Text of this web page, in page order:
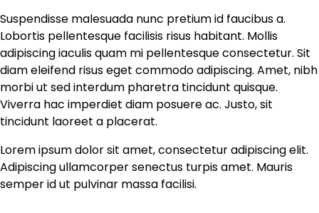
Suspendisse malesuada nunc pretium id faucibus a.
Lobortis pellentesque facilisis risus habitant. Mollis
adipiscing iaculis quam mi pellentesque consectetur. Sit
diam eleifend risus eget commodo adipiscing. Amet, nibh
morbi ut sed interdum pharetra tincidunt quisque.
Viverra hac imperdiet diam posuere ac. Justo, sit
tincidunt laoreet a placerat.
Lorem ipsum dolor sit amet, consectetur adipiscing elit.
Adipiscing ullamcorper senectus turpis amet. Mauris
semper id ut pulvinar massa facilisi.